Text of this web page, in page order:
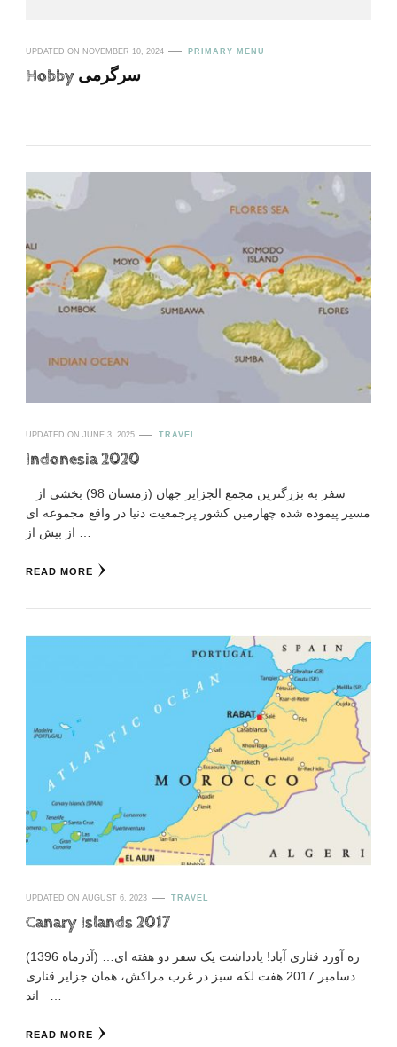
UPDATED ON NOVEMBER 10, 2024 PRIMARY MENU
Hobby سرگرمی
UPDATED ON JUNE 3, 2025 TRAVEL
Indonesia 2020
مسیر پیموده شده چهارمین کشور پرجمعیت دنیا در واقع مجموعه ای
READ MORE
UPDATED ON AUGUST 6, 2023 TRAVEL
Canary Islands 2017
ره آورد قناری آباد! یادداشت یک سفر دو هفته ای… (آذرماه 1396)
دسامبر 2017 هفت لکه سبز در غرب مراکش، همان جزایر قناری
READ MORE